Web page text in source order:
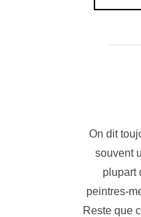
On dit
souvent
plupart
peintres-
Reste que